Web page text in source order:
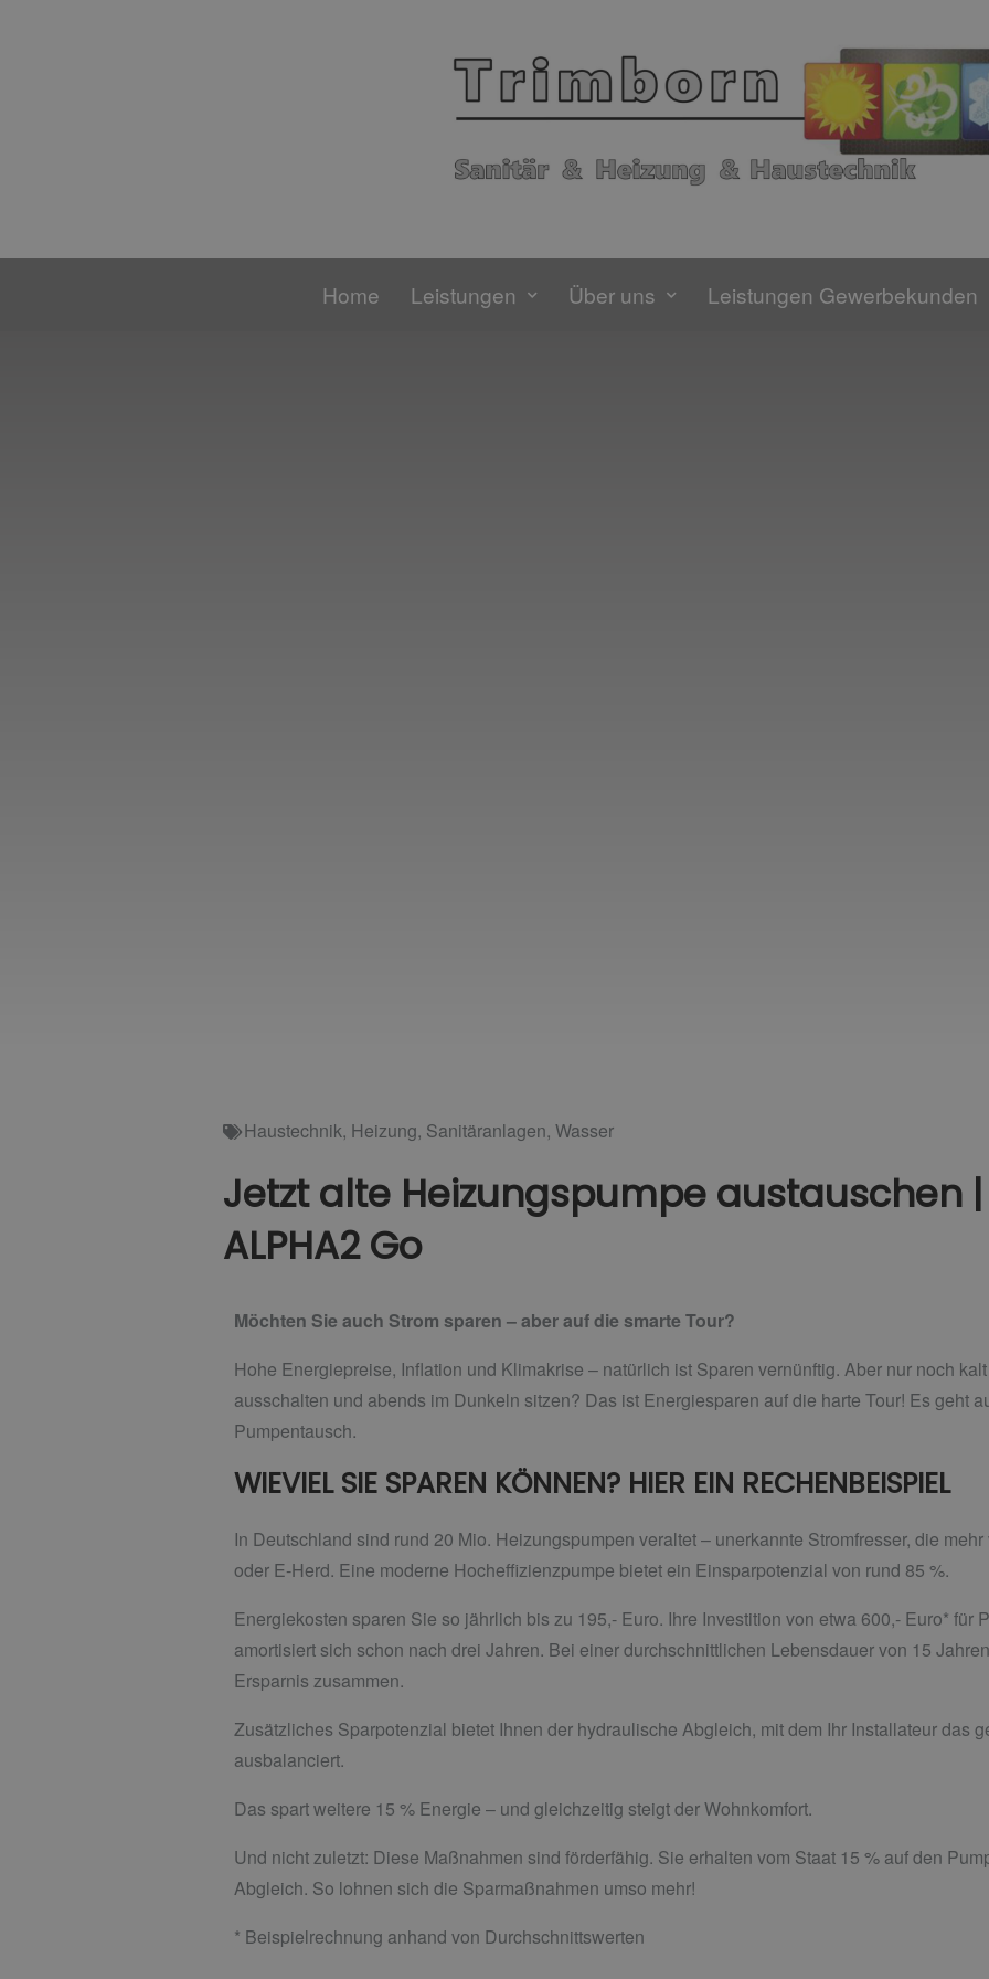
Home Leistungen Über uns Leistungen Gewerbekunden
Haustechnik, Heizung, Sanitäranlagen, Wasser
Jetzt alte Heizungspumpe austauschen
ALPHA2 Go
Möchten Sie auch Strom sparen – aber auf die smarte Tour?
Hohe Energiepreise, Inflation und Klimakrise – natürlich ist Sparen vernünftig. Aber nur noch
ausschalten und abends im Dunkeln sitzen? Das ist Energiesparen auf die harte Tour! Es geht
Pumpentausch.
WIEVIEL SIE SPAREN KÖNNEN? HIER EIN RECHENBEISPIEL
In Deutschland sind rund 20 Mio. Heizungspumpen veraltet – unerkannte Stromfresser, die
oder E-Herd. Eine moderne Hocheffizienzpumpe bietet ein Einsparpotenzial von rund 85 %.
Energiekosten sparen Sie so jährlich bis zu 195,- Euro. Ihre Investition von etwa 600,- Euro* für
amortisiert sich schon nach drei Jahren. Bei einer durchschnittlichen Lebensdauer von 15
Ersparnis zusammen.
Zusätzliches Sparpotenzial bietet Ihnen der hydraulische Abgleich, mit dem Ihr Installateur das
ausbalanciert.
Das spart weitere 15 % Energie – und gleichzeitig steigt der Wohnkomfort.
Und nicht zuletzt: Diese Maßnahmen sind förderfähig. Sie erhalten vom Staat 15 % auf den
Abgleich. So lohnen sich die Sparmaßnahmen umso mehr!
* Beispielrechnung anhand von Durchschnittswerten